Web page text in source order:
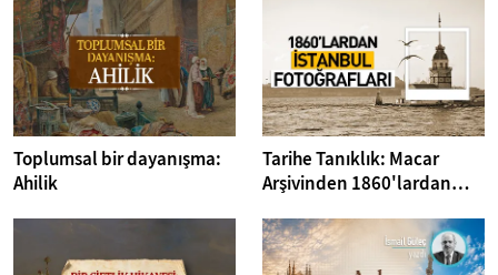
Toplumsal bir dayanışma:
Ahilik
Tarihe Tanıklık: Macar
Arşivinden 1860'lardan